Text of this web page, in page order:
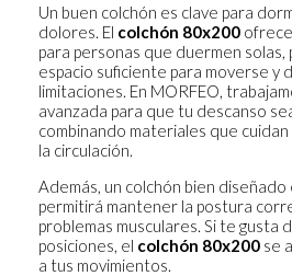
Un buen colchón es clave para
dolores. El colchón 80x200
para personas que duermen
espacio suficiente para moverse y
limitaciones. En MORFEO,
avanzada para que tu descanso
combinando materiales que
la circulación.
Además, un colchón bien
permitirá mantener la postura
problemas musculares. Si te
posiciones, el colchón 80x200 se
a tus movimientos.